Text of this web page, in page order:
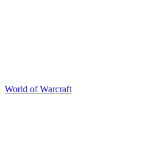
World of Warcraft